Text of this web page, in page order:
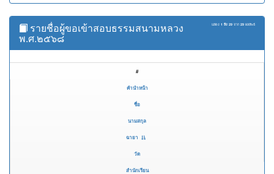
แสดง 1 ถึง 29 จาก 29 ผลลัพธ์
รายชื่อผู้ขอเข้าสอบธรรมสนามหลวง
พ.ศ.๒๕๖๘
#
คำนำหน้า
ชื่อ
นามสกุล
ฉายา
วัด
สำนักเรียน